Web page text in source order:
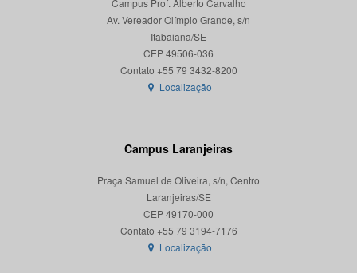
Campus Prof. Alberto Carvalho
Av. Vereador Olímpio Grande, s/n
Itabaiana/SE
CEP 49506-036
Localização
Campus Laranjeiras
Praça Samuel de Oliveira, s/n, Centro
Laranjeiras/SE
CEP 49170-000
Localização